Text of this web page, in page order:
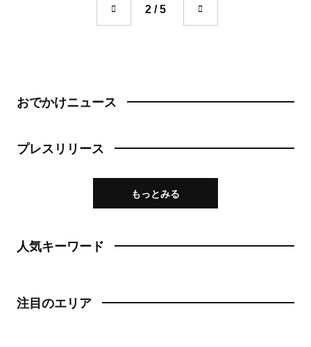
2 / 5
おでかけニュース
プレスリリース
もっとみる
人気キーワード
注目のエリア